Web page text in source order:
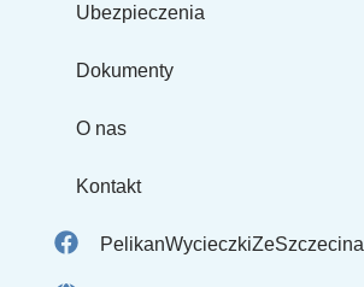
Ubezpieczenia
Dokumenty
O nas
Kontakt
PelikanWycieczkiZeSzczecina